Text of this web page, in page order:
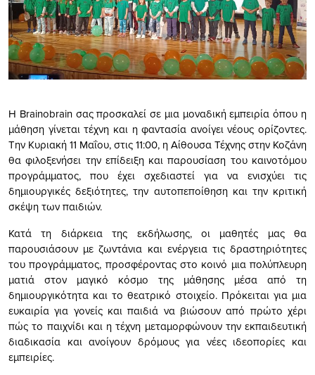
Η Brainobrain σας προσκαλεί σε μια μοναδική εμπειρία όπου η
μάθηση γίνεται τέχνη και η φαντασία ανοίγει νέους ορίζοντες.
Την Κυριακή 11 Μαΐου, στις 11:00, η Αίθουσα Τέχνης στην Κοζάνη
θα φιλοξενήσει την επίδειξη και παρουσίαση του καινοτόμου
προγράμματος, που έχει σχεδιαστεί για να ενισχύει τις
δημιουργικές δεξιότητες, την αυτοπεποίθηση και την κριτική
σκέψη των παιδιών.
Κατά τη διάρκεια της εκδήλωσης, οι μαθητές μας θα
παρουσιάσουν με ζωντάνια και ενέργεια τις δραστηριότητες
του προγράμματος, προσφέροντας στο κοινό μια πολύπλευρη
ματιά στον μαγικό κόσμο της μάθησης μέσα από τη
δημιουργικότητα και το θεατρικό στοιχείο. Πρόκειται για μια
ευκαιρία για γονείς και παιδιά να βιώσουν από πρώτο χέρι
πώς το παιχνίδι και η τέχνη μεταμορφώνουν την εκπαιδευτική
διαδικασία και ανοίγουν δρόμους για νέες ιδεοπορίες και
εμπειρίες.